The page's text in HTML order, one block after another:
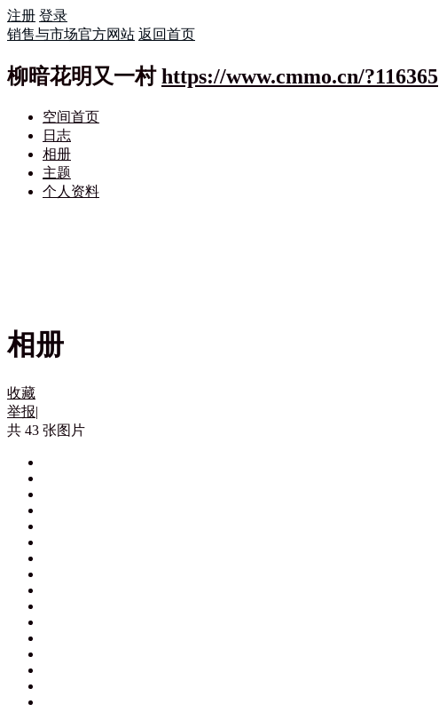
注册 登录
销售与市场官方网站 返回首页
柳暗花明又一村 https://www.cmmo.cn/?116365
空间首页
日志
相册
主题
个人资料
相册
收藏
举报|
共 43 张图片